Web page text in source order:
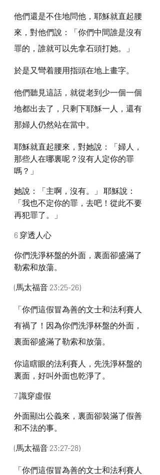
他們還是不住地問他，耶穌就直起腰
來，對他們說：「你們中間誰是沒有
罪的，誰就可以先拿石頭打她。」
於是又彎着腰用指頭在地上畫字。
他們聽見這話，就從老到少一個一個
地都出去了，只剩下耶穌一人，還有
那婦人仍然站在當中。
耶穌就直起腰來，對她說：「婦人，
那些人在哪裏呢？沒有人定你的罪
嗎？」
她說：「主啊，沒有。」 耶穌說：
「我也不定你的罪，去吧！從此不要
再犯罪了。」
6 穿透人心
你們洗淨杯盤的外面，裏面卻盛滿了
勒索和放蕩。
(馬太福音 23:25-26)
「你們這假冒為善的文士和法利賽人
有禍了！因為你們洗淨杯盤的外面，
裏面卻盛滿了勒索和放蕩。
你這瞎眼的法利賽人，先洗淨杯盤的
裏面，好叫外面也乾淨了。
7 識穿虛假
外面顯出公義來，裏面卻裝滿了假善
和不法的事。
(馬太福音 23:27-28)
「你們這假冒為善的文士和法利賽人